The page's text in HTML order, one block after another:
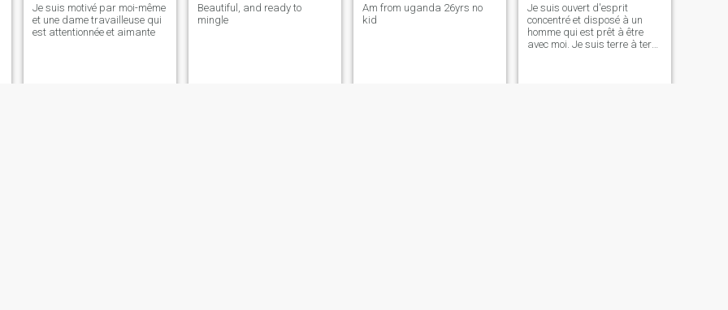
Je suis motivé par moi-même
et une dame travailleuse qui
est attentionnée et aimante
Beautiful, and ready to
mingle
Am from uganda 26yrs no
kid
Je suis ouvert d'esprit
concentré et disposé à un
homme qui est prêt à être
avec moi. Je suis terre à terre